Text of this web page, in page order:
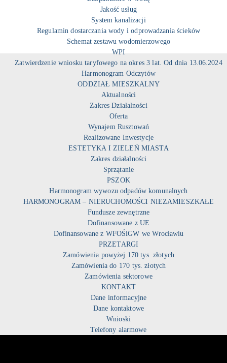
Jakość usług
System kanalizacji
Regulamin dostarczania wody i odprowadzania ścieków
Schemat zestawu wodomierzowego
WPI
Zatwierdzenie wniosku taryfowego na okres 3 lat. Od dnia 13.06.2024
Harmonogram Odczytów
ODDZIAŁ MIESZKALNY
Aktualności
Zakres Działalności
Oferta
Wynajem Rusztowań
Realizowane Inwestycje
ESTETYKA I ZIELEŃ MIASTA
Zakres działalności
Sprzątanie
PSZOK
Harmonogram wywozu odpadów komunalnych
HARMONOGRAM – NIERUCHOMOŚCI NIEZAMIESZKAŁE
Fundusze zewnętrzne
Dofinansowane z UE
Dofinansowane z WFOŚiGW we Wrocławiu
PRZETARGI
Zamówienia powyżej 170 tys. złotych
Zamówienia do 170 tys. złotych
Zamówienia sektorowe
KONTAKT
Dane informacyjne
Dane kontaktowe
Wnioski
Telefony alarmowe